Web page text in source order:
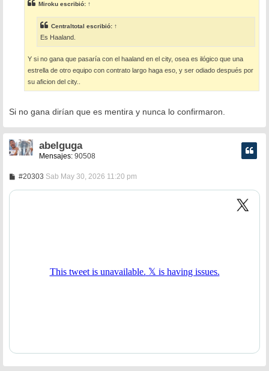
a
j
e
Miroku escribió: ↑
Centraltotal escribió: ↑
Es Haaland.
Y si no gana que pasaría con el haaland en el city, osea es ilógico que una
estrella de otro equipo con contrato largo haga eso, y ser odiado después por
su aficion del city..
Si no gana dirían que es mentira y nunca lo confirmaron.
abelguga
Mensajes: 90508
#20303M
n
Sab May 30, 2026 11:20 pm